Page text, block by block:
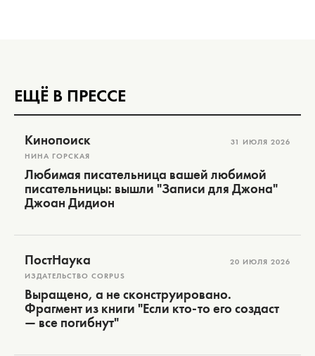
ЕЩЁ В ПРЕССЕ
Кинопоиск
НИНА ГОРСКАЯ
31 ИЮЛЯ 2026
Любимая писательница вашей любимой
писательницы: вышли "Записи для Джона"
Джоан Дидион
ПостНаука
ИЗДАТЕЛЬСТВО CORPUS
20 ИЮЛЯ 2026
Выращено, а не сконструировано.
Фрагмент из книги "Если кто-то его создаст
— все погибнут"